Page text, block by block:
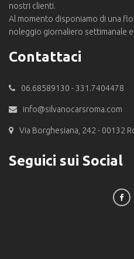
nostri clienti.
Al momento disponiamo di una
noleggio giornaliero settimanale e
Contattaci
06.68589130 - 331.7404478
info@silvanocarsroma.com
Via Borghesiana, 242 - 00132
Seguici sui Social